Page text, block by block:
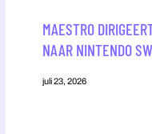
MAESTRO
NAAR NINTENDO
juli 23, 2026